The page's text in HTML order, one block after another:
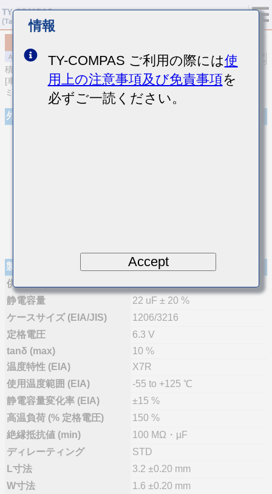
積層セラミックコンデンサ
[車載パワートレイン/セーフティ用 (AEC-Q200 Qualified) 積層セラ
ミックコンデンサ（高誘電率系）]
外観
製品仕様
供給体制
静電容量
22 uF ± 20 %
ケースサイズ (EIA/JIS)
1206/3216
定格電圧
6.3 V
tanδ (max)
10 %
温度特性 (EIA)
X7R
使用温度範囲 (EIA)
-55 to +125 ℃
静電容量変化率 (EIA)
±15 %
高温負荷 (% 定格電圧)
150 %
絶縁抵抗値 (min)
100 MΩ・µF
ディレーティング
STD
L寸法
3.2 ±0.20 mm
W寸法
1.6 ±0.20 mm
情報
TY-COMPAS ご利用の際には使
用上の注意事項及び免責事項を
必ずご一読ください。
Accept